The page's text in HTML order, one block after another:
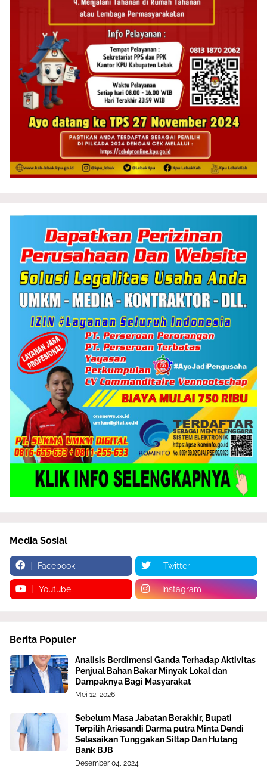
Media Sosial
Facebook Twitter
Youtube Instagram
Berita Populer
Analisis Berdimensi Ganda Terhadap Aktivitas
Penjual Bahan Bakar Minyak Lokal dan
Dampaknya Bagi Masyarakat
Mei 12, 2026
Sebelum Masa Jabatan Berakhir, Bupati
Terpilih Ariesandi Darma putra Minta Dendi
Selesaikan Tunggakan Siltap Dan Hutang
Bank BJB
Desember 04, 2024